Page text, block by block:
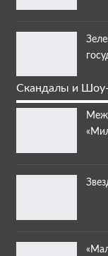
Скандалы и Шоу-